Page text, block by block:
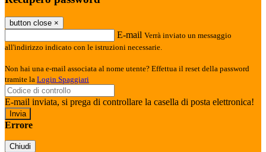
button close ×
E-mail Verrà inviato un messaggio
all'indirizzo indicato con le istruzioni necessarie.
Non hai una e-mail associata al nome utente? Effettua il reset della password
tramite la Login Spaggiari
E-mail inviata, si prega di controllare la casella di posta elettronica!
Errore
Chiudi